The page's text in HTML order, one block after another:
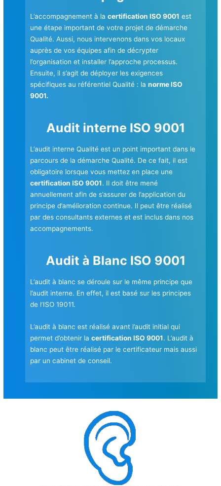
L’accompagnement à lacertification ISO 9001 est
une étape important de votre projet de démarche
Qualité. Aussi, nous intervenons dans vos locaux
auprès de vos équipes afin de décrypter
l’organisation et installer l’approche processus.
Ensuite, il s’agit de déployer les exigences
spécifiques au référentiel Qualité : lanorme ISO
9001.
Audit interne ISO 9001
L’audit interne Qualité est un point important dans le
parcours de la démarche Qualité. De ce fait, il est
obligatoire lorsque vous mettez en place une
certification ISO 9001. Il doit être mené
annuellement afin de s’assurer de l’application du
principe d’amélioration continue. Il peut être réalisé
par des consultants externes et est inclus dans nos
accompagnements.
Audit à Blanc ISO 9001
L’audit à blanc se déroule sur le même principe que
l’audit interne. En effet, il est basé sur les principes
de l’ISO 19011.
L’audit à blanc est réalisé avant l’audit initial qui
permet d’obtenir lacertification ISO 9001. L’audit à
blanc peut être réalisé par le certificateur mais aussi
par un cabinet de conseil.